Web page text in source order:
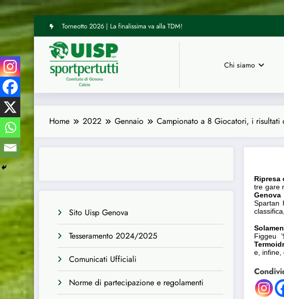
Vai
al
contenuto
Torneotto 2026 | La finalissima va alla TDM!
Chi siamo
Home 2022 Gennaio Campionato a 8 Giocatori, i risultati
Sito Uisp Genova
Tesseramento 2024/2025
Comunicati Ufficiali
Norme di partecipazione e regolamenti
Ripresa
tre gare
Genova
Spartan
Figgeu
e, infine,